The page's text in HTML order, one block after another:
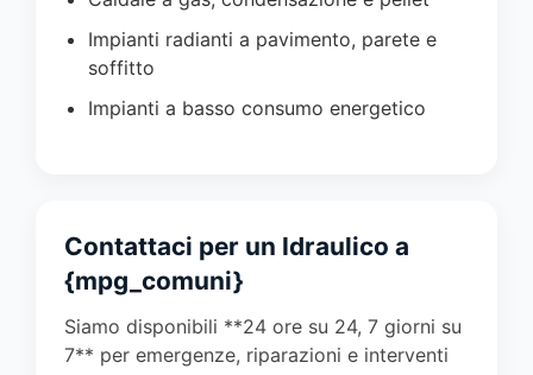
Impianti radianti a pavimento, parete e
soffitto
Impianti a basso consumo energetico
Contattaci per un Idraulico a
{mpg_comuni}
Siamo disponibili **24 ore su 24, 7 giorni su
7** per emergenze, riparazioni e interventi